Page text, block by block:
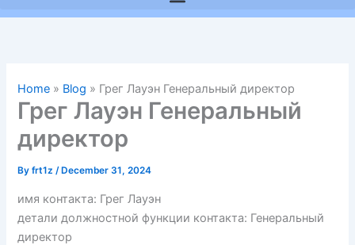
Home » Blog » Грег Лауэн Генеральный директор
Грег Лауэн Генеральный
директор
Byfrt1z/ December 31, 2024
имя контакта: Грег Лауэн
детали должностной функции контакта: Генеральный
директор